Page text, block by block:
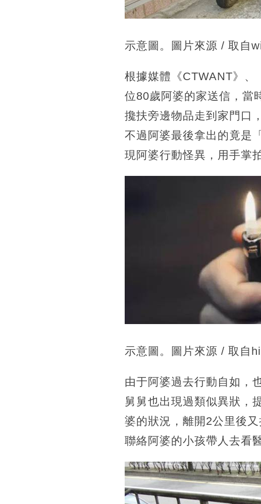
示意圖。 圖片來源 / 取自
根據媒體《CTWANT》、
位80歲阿婆的家送信，當
攙扶旁邊物品走到家門口
不過阿婆最後拿出的竟是
現阿婆行動怪異，用手掌
示意圖。圖片來源 / 取自
由于阿婆過去行動自如，
舅舅也出現過類似異狀，
婆的狀況，離開2公里後
聯絡阿婆的小孩帶人去看